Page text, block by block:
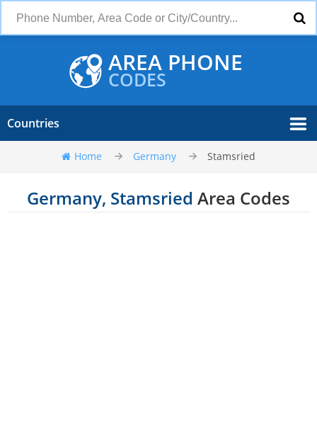
AREA PHONE
CODES
Countries
Home Germany Stamsried
Germany, Stamsried Area Codes